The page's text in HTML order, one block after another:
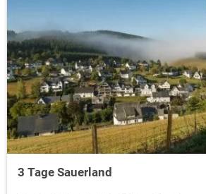
3 Tage Sauerland